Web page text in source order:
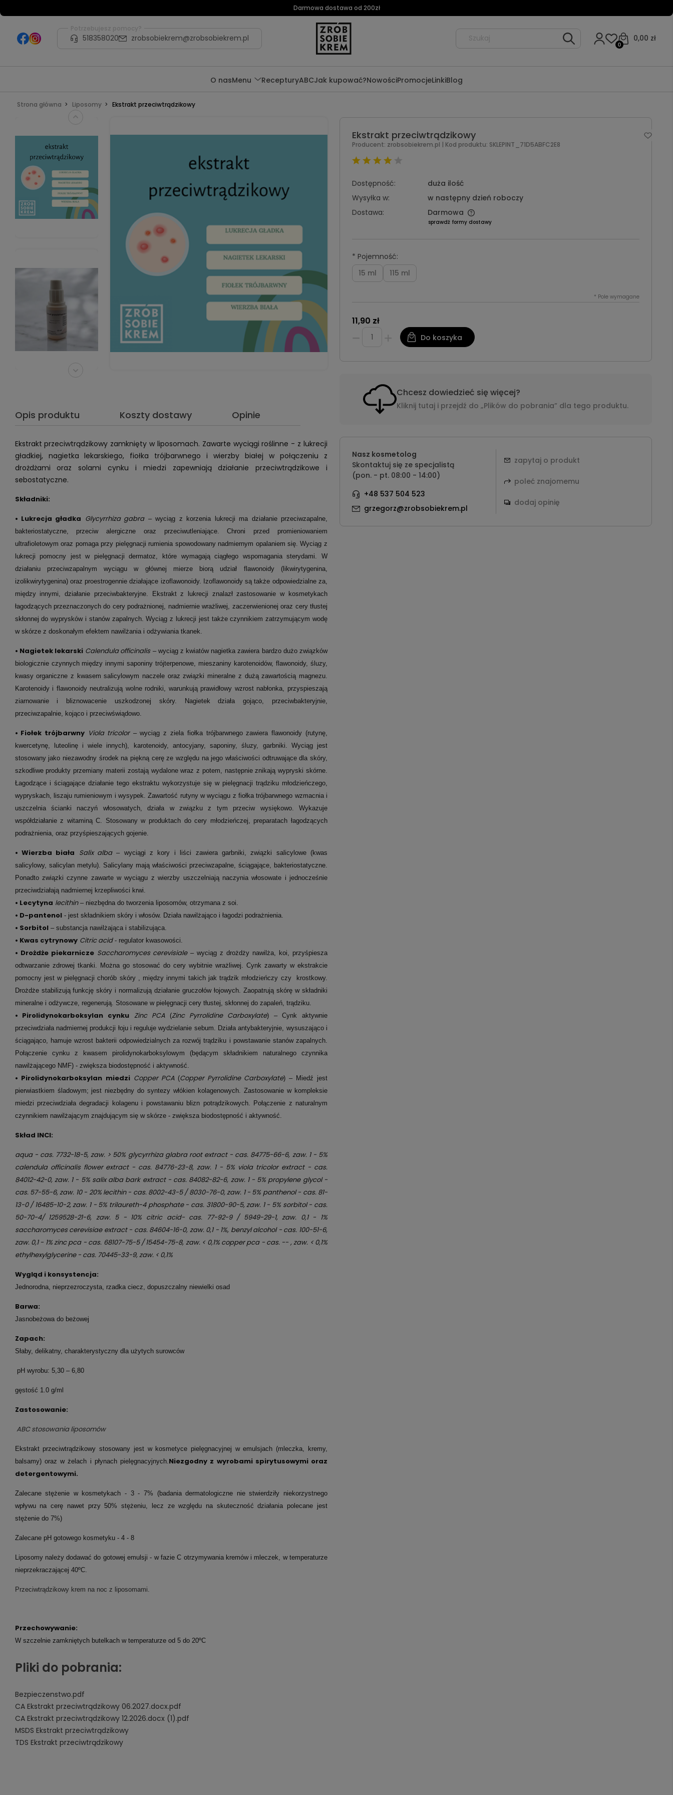
Darmowa dostawa od 200zł
Potrzebujesz pomocy?
518358020 zrobsobiekrem@zrobsobiekrem.pl 0,00 zł
0
O nasMenu RecepturyABCJak kupować?NowościPromocjeLinkiBlog
Strona główna Liposomy Ekstrakt przeciwtrądzikowy
Opis produktu Koszty dostawy Opinie
Ekstrakt przeciwtrądzikowy zamknięty w liposomach. Zawarte wyciągi roślinne - z lukrecji
gładkiej, nagietka lekarskiego, fiołka trójbarwnego i wierzby białej w połączeniu z
drożdżami oraz solami cynku i miedzi zapewniają działanie przeciwtrądzikowe i
sebostatyczne.
Składniki:
• Lukrecja gładka Glycyrrhiza gabra– wyciąg z korzenia lukrecji ma działanie przeciwzapalne,
bakteriostatyczne, przeciw alergiczne oraz przeciwutleniające. Chroni przed promieniowaniem
ultrafioletowym oraz pomaga przy pielęgnacji rumienia spowodowany nadmiernym opalaniem się. Wyciąg z
lukrecji pomocny jest w pielęgnacji dermatoz, które wymagają ciągłego wspomagania sterydami. W
działaniu przeciwzapalnym wyciągu w głównej mierze biorą udział flawonoidy (likwirytygenina,
izolikwirytygenina) oraz proestrogennie działające izoflawonoidy. Izoflawonoidy są także odpowiedzialne za,
między innymi, działanie przeciwbakteryjne. Ekstrakt z lukrecji znalazł zastosowanie w kosmetykach
łagodzących przeznaczonych do cery podrażnionej, nadmiernie wrażliwej, zaczerwienionej oraz cery tłustej
skłonnej do wyprysków i stanów zapalnych. Wyciąg z lukrecji jest także czynnikiem zatrzymującym wodę
w skórze z doskonałym efektem nawilżania i odżywiania tkanek.
• Nagietek lekarski Calendula officinalis– wyciąg z kwiatów nagietka zawiera bardzo dużo związków
biologicznie czynnych między innymi saponiny trójterpenowe, mieszaniny karotenoidów, flawonoidy, śluzy,
kwasy organiczne z kwasem salicylowym naczele oraz związki mineralne z dużą zawartością magnezu.
Karotenoidy i flawonoidy neutralizują wolne rodniki, warunkują prawidłowy wzrost nabłonka, przyspieszają
ziarnowanie i bliznowacenie uszkodzonej skóry. Nagietek działa gojąco, przeciwbakteryjnie,
przeciwzapalnie, kojąco i przeciwświądowo.
• Fiołek trójbarwny Viola tricolor– wyciąg z ziela fiołka trójbarwnego zawiera flawonoidy (rutynę,
kwercetynę, luteolinę i wiele innych), karotenoidy, antocyjany, saponiny, śluzy, garbniki. Wyciąg jest
stosowany jako niezawodny środek na piękną cerę ze względu na jego właściwości odtruwające dla skóry,
szkodliwe produkty przemiany materii zostają wydalone wraz z potem, następnie znikają wypryski skórne.
Łagodzące i ściągające działanie tego ekstraktu wykorzystuje się w pielęgnacji trądziku młodzieńczego,
wypryskach, liszaju rumieniowym i wysypek. Zawartość rutyny w wyciągu z fiołka trójbarwnego wzmacnia i
uszczelnia ścianki naczyń włosowatych, działa w związku z tym przeciw wysiękowo. Wykazuje
współdziałanie z witaminą C. Stosowany w produktach do cery młodzieńczej, preparatach łagodzących
podrażnienia, oraz przyśpieszających gojenie.
• Wierzba biała Salix alba– wyciągi z kory i liści zawiera garbniki, związki salicylowe (kwas
salicylowy, salicylan metylu). Salicylany mają właściwości przeciwzapalne, ściągające, bakteriostatyczne.
Ponadto związki czynne zawarte w wyciągu z wierzby uszczelniają naczynia włosowate i jednocześnie
przeciwdziałają nadmiernej krzepliwości krwi.
• Lecytyna lecithin– niezbędna do tworzenia liposomów, otrzymana z soi.
• D-pantenol- jest składnikiem skóry i włosów. Działa nawilżająco i łagodzi podrażnienia.
• Sorbitol– substancja nawilżająca i stabilizująca.
• Kwas cytrynowy Citric acid- regulator kwasowości.
• Drożdże piekarnicze Saccharomyces cerevisiale– wyciąg z drożdży nawilża, koi, przyśpiesza
odtwarzanie zdrowej tkanki. Można go stosować do cery wybitnie wrażliwej. Cynk zawarty w ekstrakcie
pomocny jest w pielęgnacji chorób skóry , między innymi takich jak trądzik młodzieńczy czy krostkowy.
Drożdże stabilizują funkcję skóry i normalizują działanie gruczołów łojowych. Zaopatrują skórę w składniki
mineralne i odżywcze, regenerują. Stosowane w pielęgnacji cery tłustej, skłonnej do zapaleń, trądziku.
• Pirolidynokarboksylan cynku Zinc PCA(Zinc Pyrrolidine Carboxylate) – Cynk aktywnie
przeciwdziała nadmiernej produkcji łoju i reguluje wydzielanie sebum. Działa antybakteryjnie, wysuszająco i
ściągająco, hamuje wzrost bakterii odpowiedzialnych za rozwój trądziku i powstawanie stanów zapalnych.
Połączenie cynku z kwasem pirolidynokarboksylowym (będącym składnikiem naturalnego czynnika
nawilżającego NMF) - zwiększa biodostępność i aktywność.
• Pirolidynokarboksylan miedzi Copper PCA (Copper Pyrrolidine Carboxylate) – Miedź jest
pierwiastkiem śladowym; jest niezbędny do syntezy włókien kolagenowych. Zastosowanie w kompleksie
miedzi przeciwdziała degradacji kolagenu i powstawaniu blizn potrądzikowych. Połączenie z naturalnym
czynnikiem nawilżającym znajdującym się w skórze - zwiększa biodostępność i aktywność.
Skład INCI:
aqua - cas. 7732-18-5, zaw. > 50% glycyrrhiza glabra root extract - cas. 84775-66-6, zaw. 1 - 5%
calendula officinalis flower extract - cas. 84776-23-8, zaw. 1 - 5% viola tricolor extract - cas.
84012-42-0, zaw. 1 - 5% salix alba bark extract - cas. 84082-82-6, zaw. 1 - 5% propylene glycol -
cas. 57-55-6, zaw. 10 - 20% lecithin - cas. 8002-43-5 / 8030-76-0, zaw. 1 - 5% panthenol - cas. 81-
13-0 / 16485-10-2, zaw. 1 - 5% trilaureth-4 phosphate - cas. 31800-90-5, zaw. 1 - 5% sorbitol - cas.
50-70-4/ 1259528-21-6, zaw. 5 - 10% citric acid- cas. 77-92-9 / 5949-29-1, zaw. 0,1 - 1%
saccharomyces cerevisiae extract - cas. 84604-16-0, zaw. 0,1 - 1%, benzyl alcohol - cas. 100-51-6,
zaw. 0,1 - 1% zinc pca - cas. 68107-75-5 / 15454-75-8, zaw. < 0,1% copper pca - cas. -- , zaw. < 0,1%
ethylhexylglycerine - cas. 70445-33-9, zaw. < 0,1%
Wygląd i konsystencja:
Jednorodna, nieprzezroczysta, rzadka ciecz, dopuszczalny niewielki osad
Barwa:
Jasnobeżowa do beżowej
Zapach:
Słaby, delikatny, charakterystyczny dla użytych surowców
pH wyrobu: 5,30 – 6,80
gęstość 1.0 g/ml
Zastosowanie:
ABC stosowania liposomów
Ekstrakt przeciwtrądzikowy stosowany jest w kosmetyce pielęgnacyjnej w emulsjach (mleczka, kremy,
balsamy) oraz w żelach i płynach pielęgnacyjnych.Niezgodny z wyrobami spirytusowymi oraz
detergentowymi.
Zalecane stężenie w kosmetykach - 3 - 7% (badania dermatologiczne nie stwierdziły niekorzystnego
wpływu na cerę nawet przy 50% stężeniu, lecz ze względu na skuteczność działania polecane jest
stężenie do 7%)
Zalecane pH gotowego kosmetyku - 4 - 8
Liposomy należy dodawać do gotowej emulsji - w fazie C otrzymywania kremów i mleczek, w temperaturze
nieprzekraczającej 40ºC.
Przeciwtrądzikowy krem na noc z liposomami.
Przechowywanie:
W szczelnie zamkniętych butelkach w temperaturze od 5 do 20ºC
Pliki do pobrania:
Bezpieczenstwo.pdf
CA Ekstrakt przeciwtrądzikowy 06.2027.docx.pdf
CA Ekstrakt przeciwtrądzikowy 12.2026.docx (1).pdf
MSDS Ekstrakt przeciwtrądzikowy
TDS Ekstrakt przeciwtrądzikowy
Ekstrakt przeciwtrądzikowy
Producent: zrobsobiekrem.pl | Kod produktu: SKLEPINT_71D5ABFC2E8
Dostępność:
duża ilość
Wysyłka w:
w następny dzień roboczy
Dostawa:
Darmowa
sprawdź formy dostawy
* Pojemność:
15 ml
115 ml
* Pole wymagane
11,90 zł
Do koszyka
Chcesz dowiedzieć się więcej?
Kliknij tutaj i przejdź do „Plików do pobrania” dla tego produktu.
Nasz kosmetolog
Skontaktuj się ze specjalistą
(pon. - pt. 08:00 - 14:00)
+48 537 504 523
grzegorz@zrobsobiekrem.pl
zapytaj o produkt
poleć znajomemu
dodaj opinię